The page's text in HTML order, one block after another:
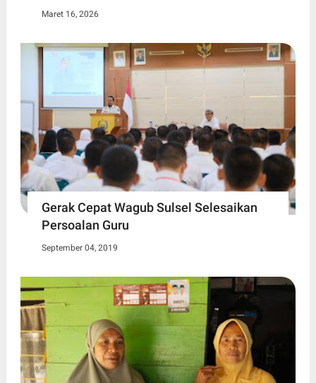
Maret 16, 2026
Gerak Cepat Wagub Sulsel Selesaikan
Persoalan Guru
September 04, 2019